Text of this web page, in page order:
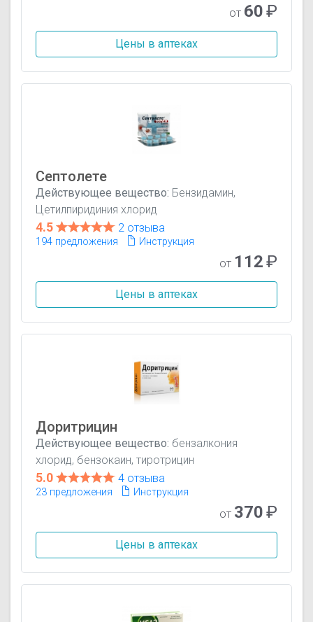
от 60₽
Цены в аптеках
Септолете
Действующее вещество: Бензидамин,
Цетилпиридиния хлорид
4.5 2 отзыва
194 предложения Инструкция
от 112₽
Цены в аптеках
Доритрицин
Действующее вещество: бензалкония
хлорид, бензокаин, тиротрицин
5.0 4 отзыва
23 предложения Инструкция
от 370₽
Цены в аптеках